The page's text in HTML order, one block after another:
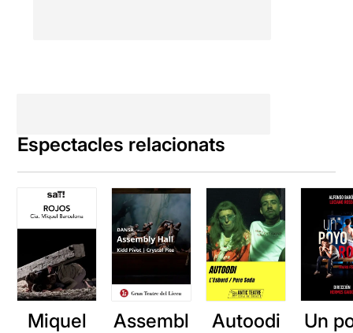
Espectacles relacionats
Miquel
Assembl
Autoodi
Un